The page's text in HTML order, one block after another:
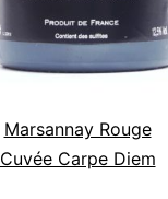
Marsannay Rouge
Cuvée Carpe Diem